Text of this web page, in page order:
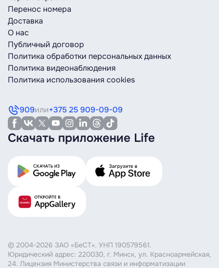
Перенос номера
Доставка
О нас
Публичный договор
Политика обработки персональных данных
Политика видеонаблюдения
Политика использования cookies
909или+375 25 909-09-09
Скачать приложение Life
© 2004-2026 ЗАО «БеСТ». УНП 190579561.
Юридический адрес: 220030, г. Минск, ул. Красноармейская,
24. Лицензия Министерства связи и информатизации